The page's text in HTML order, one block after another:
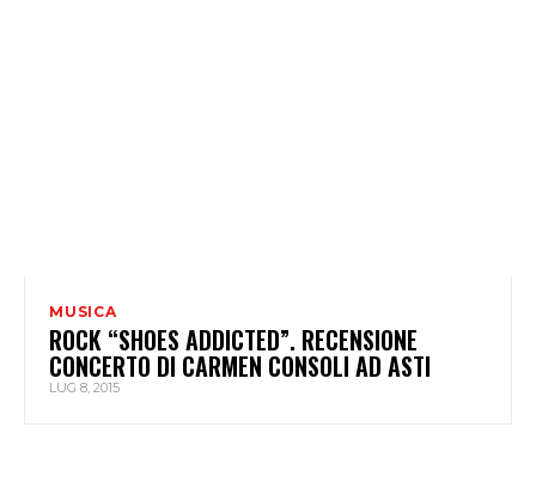
MUSICA
ROCK “SHOES ADDICTED”. RECENSIONE
CONCERTO DI CARMEN CONSOLI AD ASTI
LUG 8, 2015